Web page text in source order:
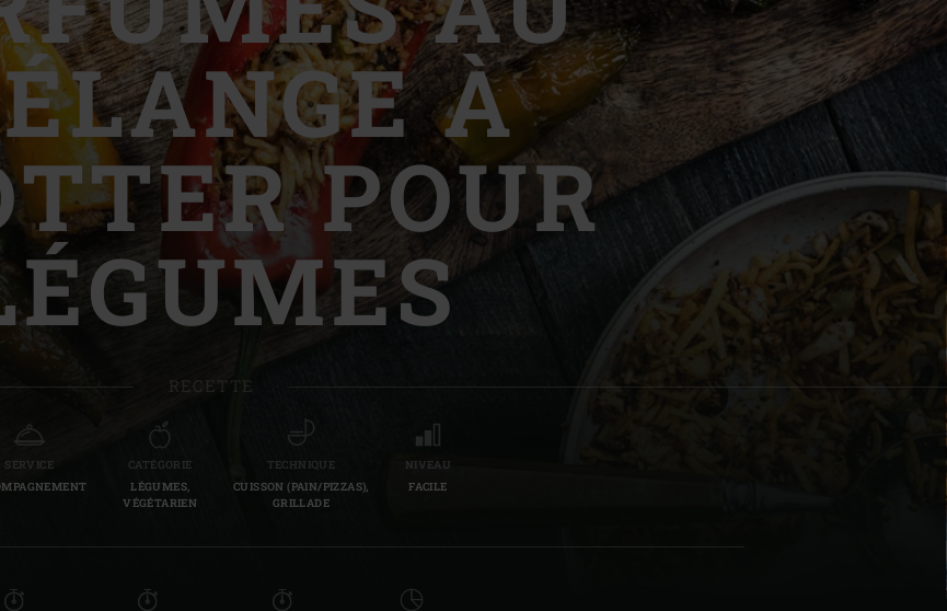
Slovenia | Slovenija
Spain | España
Sweden | Sverige
Switzerland (French) | Schweiz (Français)
Switzerland | Schweiz
Turkey | Türkiye
À
POUR
RECETTE
SERVICE
CATÉGORIE
LÉGUMES,
VÉGÉTARIEN
TECHNIQUE
CUISSON (PAIN/PIZZAS),
GRILLADE
NIVEAU
FACILE